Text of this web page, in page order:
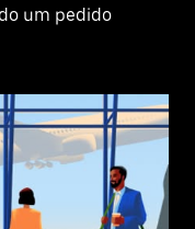
um pedido